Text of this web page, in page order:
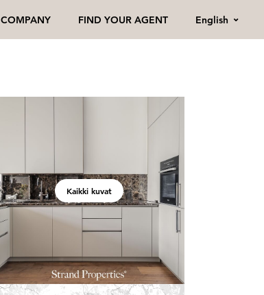
COMPANY FIND YOUR AGENT English
Kaikki kuvat